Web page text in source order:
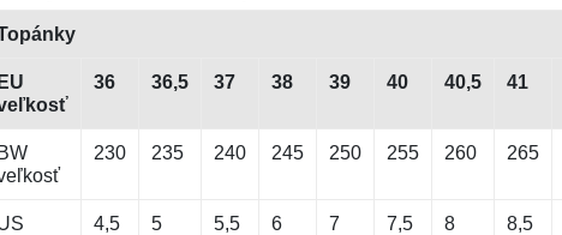
36 36,5 37 38 39 40 40,5 41
230 235 240 245 250 255 260 265
4,5 5 5,5 6 7 7,5 8 8,5